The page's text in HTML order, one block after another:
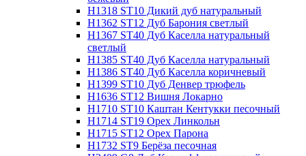
H1318 ST10 Дикий дуб натуральный
H1362 ST12 Дуб Барония светлый
H1367 ST40 Дуб Каселла натуральный
светлый
H1385 ST40 Дуб Каселла натуральный
H1386 ST40 Дуб Каселла коричневый
H1399 ST10 Дуб Денвер трюфель
H1636 ST12 Вишня Локарно
H1710 ST10 Каштан Кентукки песочный
H1714 ST19 Орех Линкольн
H1715 ST12 Орех Парона
H1732 ST9 Берёза песочная